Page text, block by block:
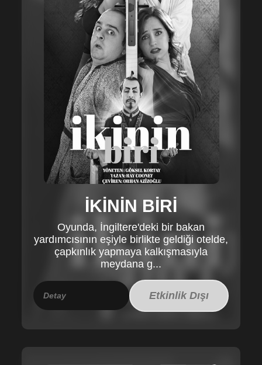
İKİNİN BİRİ
Oyunda, İngiltere'deki bir bakan
yardımcısının eşiyle birlikte geldiği otelde,
çapkınlık yapmaya kalkışmasıyla
meydana g...
Detay Etkinlik Dışı